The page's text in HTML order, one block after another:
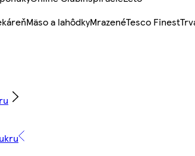
Mäso a lahôdkyMrazenéTesco Finest